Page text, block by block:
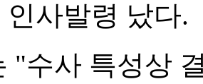
사발령 났다.
"수사 특성상